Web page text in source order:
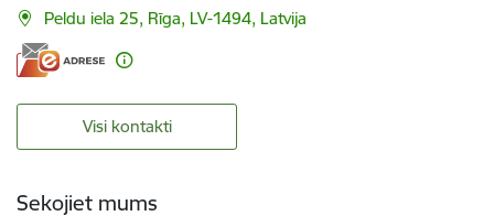
Peldu iela 25, Rīga, LV-1494, Latvija
Visi kontakti
Sekojiet mums